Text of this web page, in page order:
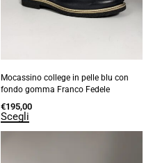
Mocassino college in pelle blu con
fondo gomma Franco Fedele
€195,00
Scegli